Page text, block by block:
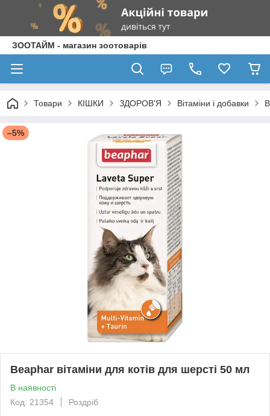
ЗООТАЙМ - магазин зоотоварів
Товари КІШКИ ЗДОРОВ'Я Вітаміни і добавки
–5%
Beaphar вітаміни для котів для шерсті 50 мл
В наявності
Код: 21354
Роздріб